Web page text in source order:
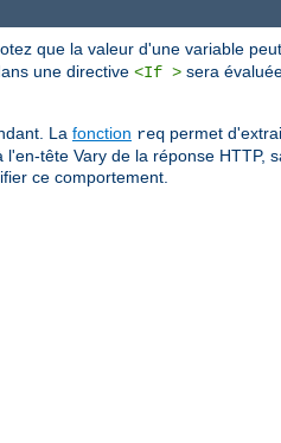
que la valeur d'une variable
une directive <If > sera
La fonction req permet
tête Vary de la réponse HTTP,
ce comportement.